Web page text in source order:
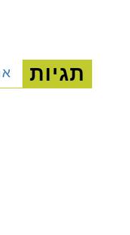
תגיות